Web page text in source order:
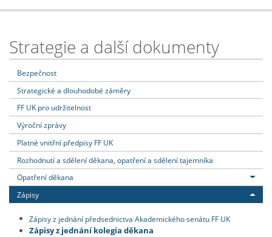
Strategie a další dokumenty
Bezpečnost
Strategické a dlouhodobé záměry
FF UK pro udržitelnost
Výroční zprávy
Platné vnitřní předpisy FF UK
Rozhodnutí a sdělení děkana, opatření a sdělení tajemníka
Opatření děkana
Zápisy
Zápisy z jednání předsednictva Akademického senátu FF UK
Zápisy z jednání kolegia děkana